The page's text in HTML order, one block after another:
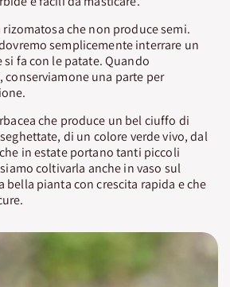
che non produce semi.
semplicemente interrare un
si fa con le patate. Quando
conserviamone una parte per
che produce un bel ciuffo di
di un colore verde vivo, dal
in estate portano tanti piccoli
coltivarla anche in vaso sul
bella pianta con crescita rapida e che